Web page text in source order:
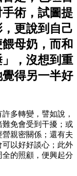
術，試圖提
更說到自己
母奶，而和
，沒想到重
得另一半好
多轉變，譬如說，
免會受到干擾；或
親密關係；還有夫
以好好談心；此外
的照顧，便興起分